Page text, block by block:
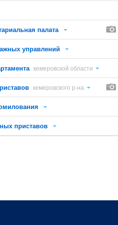
палата
управлений
кемеровской области
кемеровского р-на
приставов